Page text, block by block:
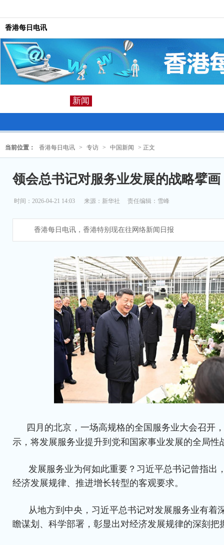
香港每日电讯
新闻
当前位置： 香港每日电讯 > 专访 > 中国新闻 > 正文
领会总书记对服务业发展的战略擘画
时间：2026-04-21 14:03 来源： 新华社 责任编辑：雪峰
香港每日电讯，香港特别现在往网络新闻日报
四月的北京，一场高规格的全国服务业大会召开
示，将发展服务业提升到党和国家事业发展的全局性
发展服务业为何如此重要？习近平总书记曾指出
经济发展规律、推进增长转型的客观要求。
从地方到中央，习近平总书记对发展服务业有着
瞻谋划、科学部署，彰显出对经济发展规律的深刻把